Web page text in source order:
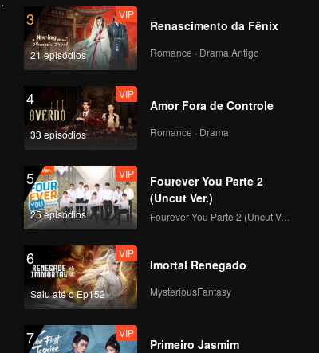
3
21 episódios
VIP
Renascimento da Fênix
Romance · Drama Antigo
4
33 episódios
VIP
Amor Fora de Controle
Romance · Drama
5
25 episódios
VIP
Fourever You Parte 2
(Uncut Ver.)
Fourever You Parte 2 (Uncut Ver.)
6
Saiu até o Ep152
VIP
Imortal Renegado
MysteriousFantasy
7 VIP
Primeiro Jasmim